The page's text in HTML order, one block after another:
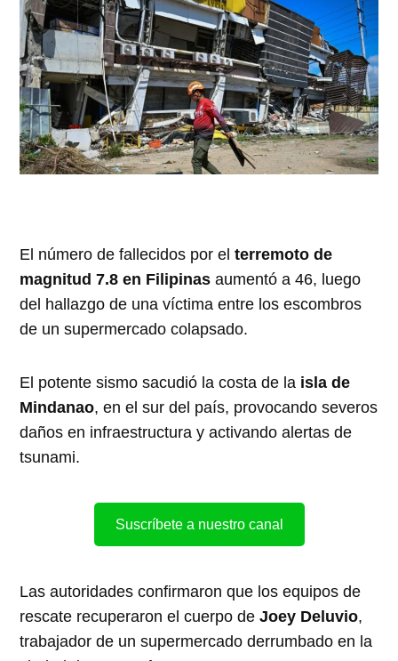
El número de fallecidos por elterremoto de
magnitud 7.8 en Filipinas aumentó a 46, luego
del hallazgo de una víctima entre los escombros
de un supermercado colapsado.
El potente sismo sacudió la costa de la isla de
Mindanao, en el sur del país, provocando severos
daños en infraestructura y activando alertas de
tsunami.
Suscríbete a nuestro canal
Las autoridades confirmaron que los equipos de
rescate recuperaron el cuerpo deJoey Deluvio,
trabajador de un supermercado derrumbado en la